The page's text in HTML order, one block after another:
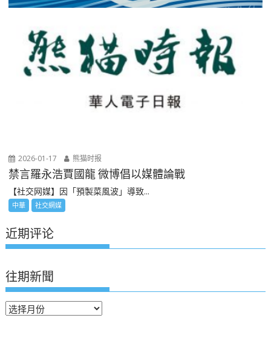
2026-01-17 熊猫时报
禁言羅永浩賈國龍 微博倡以媒體論戰
【社交网媒】因「預製菜風波」導致...
中華 社交網媒
近期评论
往期新聞
往